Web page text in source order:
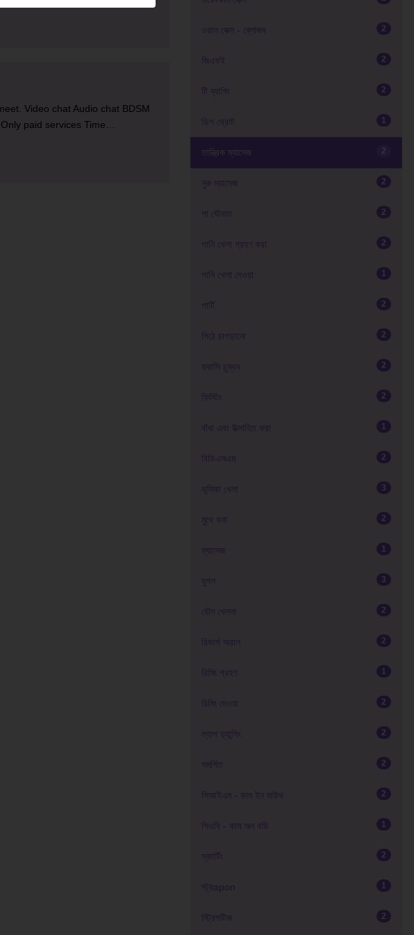
Video chat Audio chat BDSM
paid services Time…
ওরাল সেক্স - ব্লোজব 2
জিএফই 2
টি ব্যাগিং 2
ডিপ থ্রোট 1
তান্ত্রিক ম্যাসেজ 2
নুরু ম্যাসেজ 2
পা যৌনতা 2
পানি খেলা গ্রহণ করা 2
পানি খেলা দেওয়া 1
পার্টি 2
পিঠে চাপড়ানো 2
ফরাসি চুম্বন 2
ফিস্টিং 2
বাঁধা এবং উত্সাহিত করা 1
বিডিএসএম 2
ভূমিকা খেলা 3
মুখে বসা 2
ম্যাসেজ 1
যুগল 3
যৌন খেলনা 2
রিভার্স অরাল 2
রিমিং গ্রহণ 1
রিমিং দেওয়া 2
ল্যাপ ড্যান্সিং 2
সমর্পিত 2
সিআইএম - কাম ইন মাউথ 2
সিওবি - কাম অন বডি 1
স্কার্টিং 2
স্ট্রapon 1
স্ট্রিপটিজ 2